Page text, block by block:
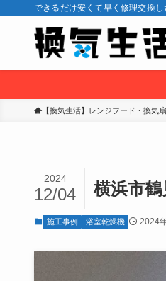
できるだけ安くて早く修理交換
【換気生活】レンジフード・換気
横浜市
2024
12/04
施工事例 浴室乾燥機 2024